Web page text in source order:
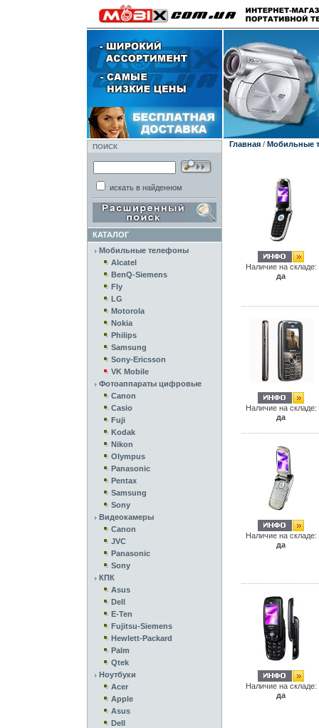
ПОИСК
искать в найденном
КАТАЛОГ
Мобильные телефоны
Alcatel
BenQ-Siemens
Fly
LG
Motorola
Nokia
Philips
Samsung
Sony-Ericsson
VK Mobile
Фотоаппараты цифровые
Canon
Casio
Fuji
Kodak
Nikon
Olympus
Panasonic
Pentax
Samsung
Sony
Видеокамеры
Canon
JVC
Panasonic
Sony
КПК
Asus
Dell
E-Ten
Fujitsu-Siemens
Hewlett-Packard
Palm
Qtek
Ноутбуки
Acer
Apple
Asus
Dell
Главная/ Мобильные
Наличие на складе:
да
Наличие на складе:
да
Наличие на складе:
да
Наличие на складе:
да